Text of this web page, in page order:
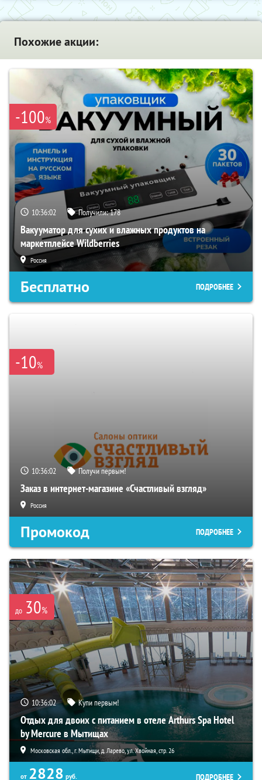
Похожие акции:
-100%
10:36:00 Получили:178
Вакууматор для сухих и влажных продуктов на
маркетплейсе Wildberries
Россия
Бесплатно ПОДРОБНЕЕ
-10%
10:36:00 Получи первым!
Заказ в интернет-магазине «Счастливый взгляд»
Россия
Промокод ПОДРОБНЕЕ
до 30%
10:36:00 Купи первым!
Отдых для двоих с питанием в отеле Arthurs Spa Hotel
by Mercure в Мытищах
Московская обл., г. Мытищи, д. Ларево, ул. Хвойная, стр. 26
от 2828 руб. ПОДРОБНЕЕ